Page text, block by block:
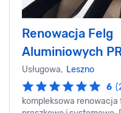
Renowacja Felg
Aluminiowych
Usługowa, Leszno
6
kompleksowa